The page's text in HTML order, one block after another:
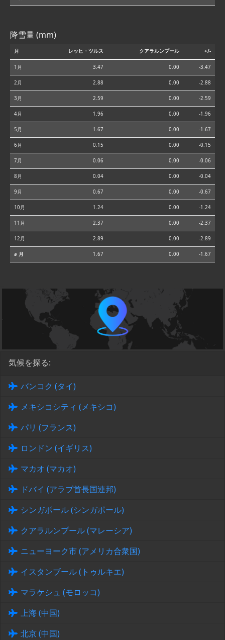
降雪量 (mm)
月 レッヒ・ツルス クアラルンプール +/-
1月 3.47 0.00 -3.47
2月 2.88 0.00 -2.88
3月 2.59 0.00 -2.59
4月 1.96 0.00 -1.96
5月 1.67 0.00 -1.67
6月 0.15 0.00 -0.15
7月 0.06 0.00 -0.06
8月 0.04 0.00 -0.04
9月 0.67 0.00 -0.67
10月 1.24 0.00 -1.24
11月 2.37 0.00 -2.37
12月 2.89 0.00 -2.89
⌀ 月 1.67 0.00 -1.67
気候を探る:
バンコク (タイ)
メキシコシティ (メキシコ)
パリ (フランス)
ロンドン (イギリス)
マカオ (マカオ)
ドバイ (アラブ首長国連邦)
シンガポール (シンガポール)
クアラルンプール (マレーシア)
ニューヨーク市 (アメリカ合衆国)
イスタンブール (トゥルキエ)
マラケシュ (モロッコ)
上海 (中国)
北京 (中国)